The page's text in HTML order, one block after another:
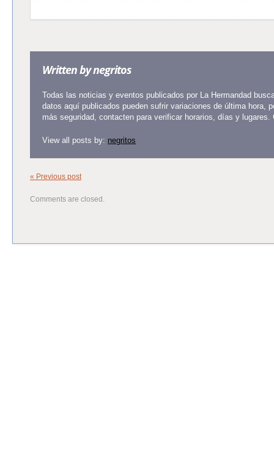
Written bynegritos
Todas las noticias y eventos publicados por La Hermandad
datos aquí publicados pueden sufrir variaciones de última hora,
más seguridad, contacten para verificar horarios, días y lugares.
View all posts by: negritos
« Previous post
Comments are closed.